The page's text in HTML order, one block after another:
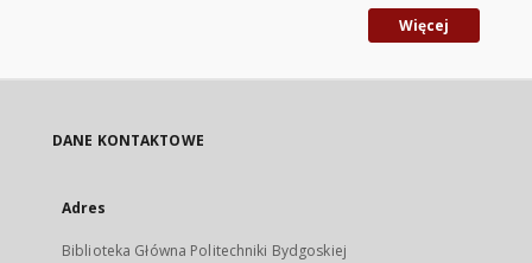
Więcej
DANE KONTAKTOWE
Adres
Biblioteka Główna Politechniki Bydgoskiej